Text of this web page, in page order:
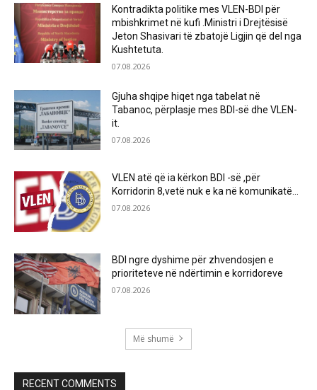
Kontradikta politike mes VLEN-BDI për
mbishkrimet në kufi .Ministri i Drejtësisë
Jeton Shasivari të zbatojë Ligjin që del nga
Kushtetuta.
07.08.2026
Gjuha shqipe hiqet nga tabelat në
Tabanoc, përplasje mes BDI-së dhe VLEN-
it.
07.08.2026
VLEN atë që ia kërkon BDI -së ,për
Korridorin 8,vetë nuk e ka në komunikatë…
07.08.2026
BDI ngre dyshime për zhvendosjen e
prioriteteve në ndërtimin e korridoreve
07.08.2026
Më shumë
RECENT COMMENTS